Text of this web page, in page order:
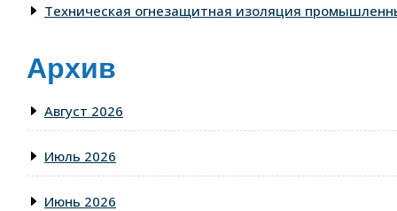
Техническая огнезащитная изоляция
Архив
Август 2026
Июль 2026
Июнь 2026